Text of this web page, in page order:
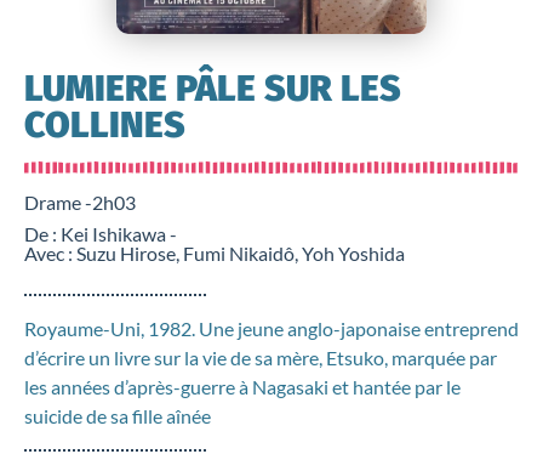
LUMIERE PÂLE SUR LES
COLLINES
Drame -2h03
De : Kei Ishikawa -
Avec : Suzu Hirose, Fumi Nikaidô, Yoh Yoshida
Royaume-Uni, 1982. Une jeune anglo-japonaise entreprend
d’écrire un livre sur la vie de sa mère, Etsuko, marquée par
les années d’après-guerre à Nagasaki et hantée par le
suicide de sa fille aînée